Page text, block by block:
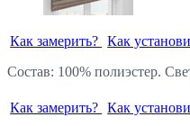
Как замерить? Как
Состав: 100% полиэстер.
Как замерить? Как